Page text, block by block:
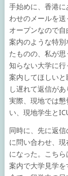
手始めに、香港
わせのメールを
オープンなので
案内のような特
たものの、私が思
知らない大学に
案内してほしい
し遅れて返信が
実際、現地では
い、現地学生と
同時に、先に返
に問い合わせ、
になった。こち
案内で大学見学